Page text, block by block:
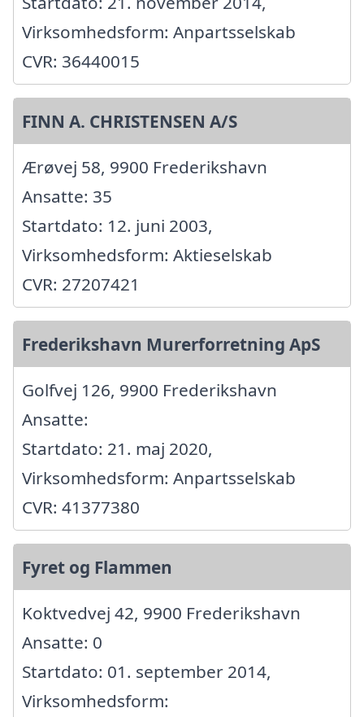
Virksomhedsform: Anpartsselskab
CVR: 36440015
FINN A. CHRISTENSEN A/S
Ærøvej 58, 9900 Frederikshavn
Ansatte: 35
Startdato: 12. juni 2003,
Virksomhedsform: Aktieselskab
CVR: 27207421
Frederikshavn Murerforretning ApS
Golfvej 126, 9900 Frederikshavn
Ansatte:
Startdato: 21. maj 2020,
Virksomhedsform: Anpartsselskab
CVR: 41377380
Fyret og Flammen
Koktvedvej 42, 9900 Frederikshavn
Ansatte: 0
Startdato: 01. september 2014,
Virksomhedsform: